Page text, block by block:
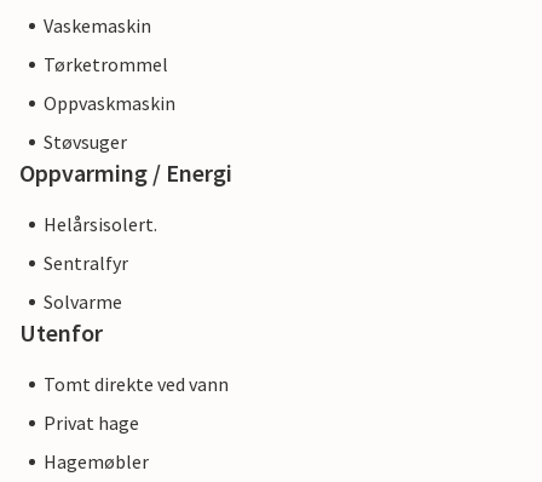
Vaskemaskin
Tørketrommel
Oppvaskmaskin
Støvsuger
Oppvarming / Energi
Helårsisolert.
Sentralfyr
Solvarme
Utenfor
Tomt direkte ved vann
Privat hage
Hagemøbler